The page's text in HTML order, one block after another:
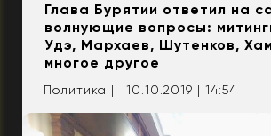
Глава Бурятии ответил на
волнующие вопросы:
Удэ, Мархаев, Шутенков,
многое другое
Политика | 10.10.2019 | 14:54